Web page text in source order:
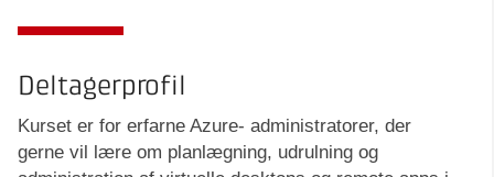
Deltagerprofil
Kurset er for erfarne Azure- administratorer, der
gerne vil lære om planlægning, udrulning og